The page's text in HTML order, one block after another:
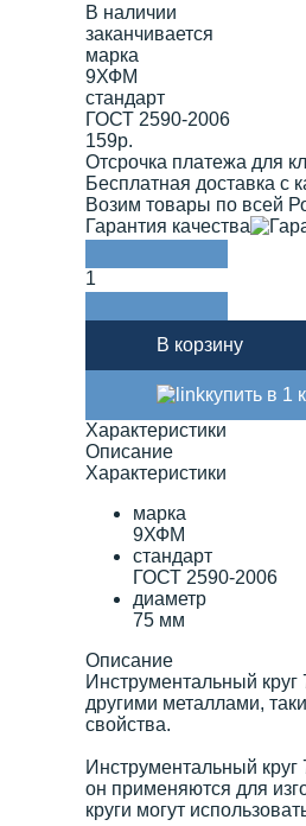
В наличии
заканчивается
марка
9ХФМ
стандарт
ГОСТ 2590-2006
159р.
Отсрочка платежа для
Бесплатная доставка с
Возим товары по всей
Гарантия качества
1
В корзину
купить в 1
Характеристики
Описание
Характеристики
марка
9ХФМ
стандарт
ГОСТ 2590-2006
диаметр
75 мм
Описание
Инструментальный
другими металлами,
свойства.
Инструментальный
он применяются для
круги могут